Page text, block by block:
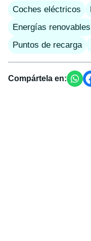
Coches eléctricos
Energías renovables
Puntos de recarga
Compártela en: